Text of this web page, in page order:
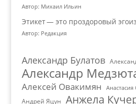
Автор: Михаил Ильин
Этикет — это проздоровый
Автор: Редакция
Александр Булатов
Александр
Алексей Овакимян
Андрей Яцун Анжела